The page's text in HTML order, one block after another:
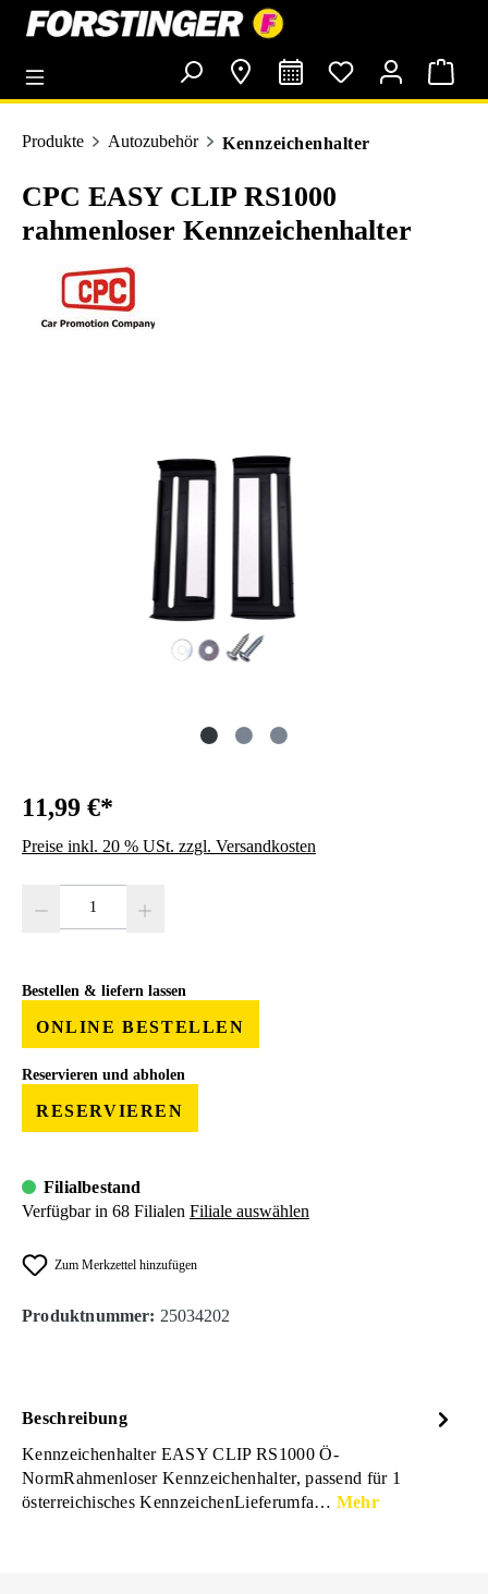
springen
Produkte Autozubehör Kennzeichenhalter
CPC EASY CLIP RS1000
rahmenloser Kennzeichenhalter
11,99 €*
Preise inkl. 20 % USt. zzgl. Versandkosten
Bestellen & liefern lassen
ONLINE BESTELLEN
Reservieren und abholen
RESERVIEREN
Filialbestand
Verfügbar in 68 Filialen Filiale auswählen
Zum Merkzettel hinzufügen
Produktnummer: 25034202
Beschreibung
Kennzeichenhalter EASY CLIP RS1000 Ö-
NormRahmenloser Kennzeichenhalter, passend für 1
österreichisches KennzeichenLieferumfa… Mehr